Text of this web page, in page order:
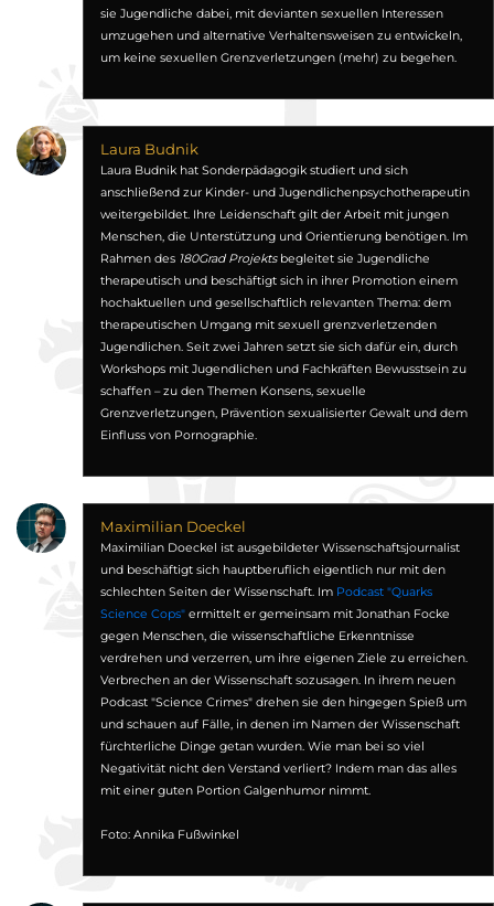
sie Jugendliche dabei, mit devianten sexuellen Interessen
umzugehen und alternative Verhaltensweisen zu entwickeln,
um keine sexuellen Grenzverletzungen (mehr) zu begehen.
Laura Budnik
Laura Budnik hat Sonderpädagogik studiert und sich
anschließend zur Kinder- und Jugendlichenpsychotherapeutin
weitergebildet. Ihre Leidenschaft gilt der Arbeit mit jungen
Menschen, die Unterstützung und Orientierung benötigen. Im
Rahmen des 180Grad Projektsbegleitet sie Jugendliche
therapeutisch und beschäftigt sich in ihrer Promotion einem
hochaktuellen und gesellschaftlich relevanten Thema: dem
therapeutischen Umgang mit sexuell grenzverletzenden
Jugendlichen. Seit zwei Jahren setzt sie sich dafür ein, durch
Workshops mit Jugendlichen und Fachkräften Bewusstsein zu
schaffen – zu den Themen Konsens, sexuelle
Grenzverletzungen, Prävention sexualisierter Gewalt und dem
Einfluss von Pornographie.
Maximilian Doeckel
Maximilian Doeckel ist ausgebildeter Wissenschaftsjournalist
und beschäftigt sich hauptberuflich eigentlich nur mit den
schlechten Seiten der Wissenschaft. Im Podcast "Quarks
Science Cops"ermittelt er gemeinsam mit Jonathan Focke
gegen Menschen, die wissenschaftliche Erkenntnisse
verdrehen und verzerren, um ihre eigenen Ziele zu erreichen.
Verbrechen an der Wissenschaft sozusagen. In ihrem neuen
Podcast "Science Crimes" drehen sie den hingegen Spieß um
und schauen auf Fälle, in denen im Namen der Wissenschaft
fürchterliche Dinge getan wurden. Wie man bei so viel
Negativität nicht den Verstand verliert? Indem man das alles
mit einer guten Portion Galgenhumor nimmt.
Foto: Annika Fußwinkel